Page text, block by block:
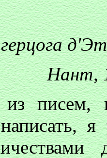
Нант,
из